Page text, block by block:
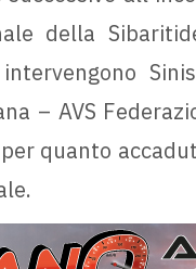
della
– AVS
quanto